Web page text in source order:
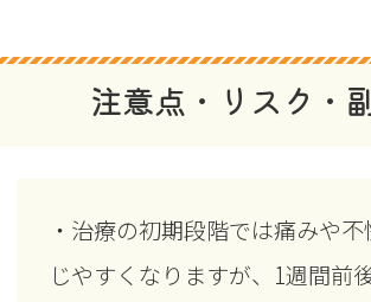
注意点・リスク・
・治療の初期段階では痛みや
じやすくなりますが、1週間前